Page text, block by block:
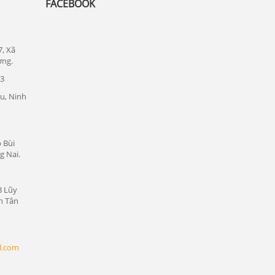
Lắp đặt camera quan sát tại quận Thủ
Xã
Ninh
Bùi
Nai.
Lũy
Tân
FACEBOOK